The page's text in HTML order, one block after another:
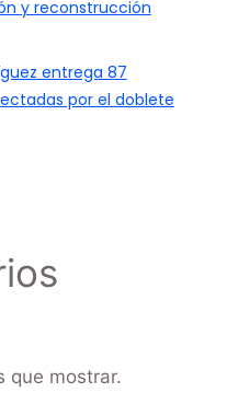
y reconstrucción
entrega 87
por el doblete
que mostrar.